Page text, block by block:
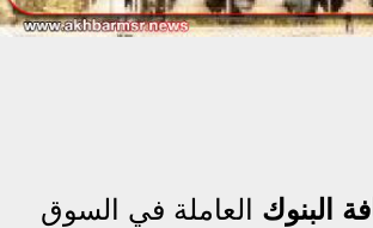
البنوك العاملة في السوق